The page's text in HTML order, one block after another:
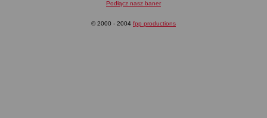
Podłącz nasz baner
© 2000 - 2004 fpp productions